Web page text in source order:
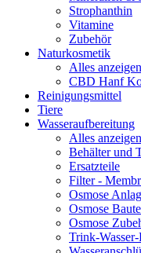
Strophanthin
Vitamine
Zubehör
Naturkosmetik
Alles
CBD Hanf
Reinigungsmittel
Tiere
Wasseraufbereitung
Alles
Behälter und
Ersatzteile
Filter -
Osmose
Osmose
Osmose
Trink-